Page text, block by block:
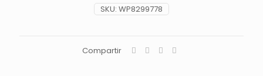
SKU: WP8299778
Compartir